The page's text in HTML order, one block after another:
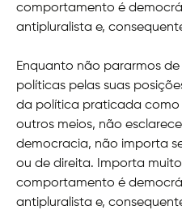
comportamento é
antipluralista e,
Enquanto não pararmos
políticas pelas suas
da política praticada
outros meios, não
democracia, não importa
ou de direita. Importa
comportamento é
antipluralista e,